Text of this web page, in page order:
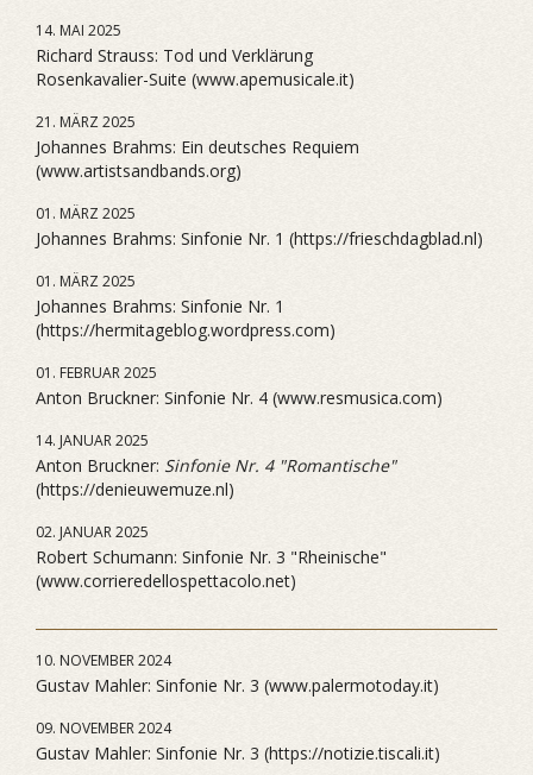
14. MAI 2025
Richard Strauss: Tod und Verklärung
Rosenkavalier-Suite (www.apemusicale.it)
21. MÄRZ 2025
Johannes Brahms: Ein deutsches Requiem
(www.artistsandbands.org)
01. MÄRZ 2025
Johannes Brahms: Sinfonie Nr. 1 (https://frieschdagblad.nl)
01. MÄRZ 2025
Johannes Brahms: Sinfonie Nr. 1
(https://hermitageblog.wordpress.com)
01. FEBRUAR 2025
Anton Bruckner: Sinfonie Nr. 4 (www.resmusica.com)
14. JANUAR 2025
Anton Bruckner: Sinfonie Nr. 4 "Romantische"
(https://denieuwemuze.nl)
02. JANUAR 2025
Robert Schumann: Sinfonie Nr. 3 "Rheinische"
(www.corrieredellospettacolo.net)
10. NOVEMBER 2024
Gustav Mahler: Sinfonie Nr. 3 (www.palermotoday.it)
09. NOVEMBER 2024
Gustav Mahler: Sinfonie Nr. 3 (https://notizie.tiscali.it)